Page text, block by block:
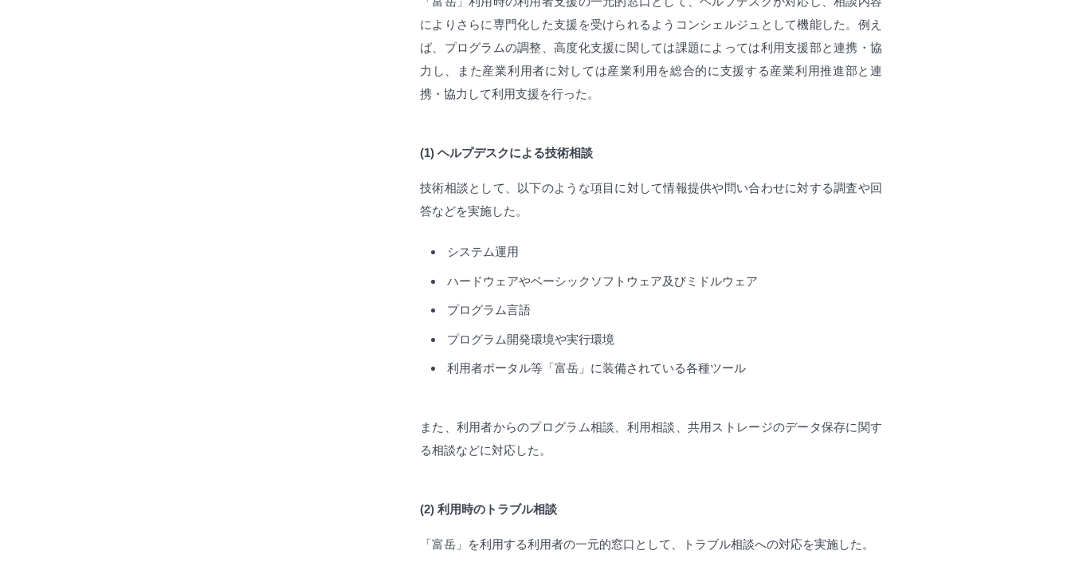
によりさらに専門化した支援を受けられるようコンシェルジュとして機能した。例え
ば、プログラムの調整、高度化支援に関しては課題によっては利用支援部と連携・協
力し、また産業利用者に対しては産業利用を総合的に支援する産業利用推進部と連
携・協力して利用支援を行った。
(1) ヘルプデスクによる技術相談
技術相談として、以下のような項目に対して情報提供や問い合わせに対する調査や回
答などを実施した。
システム運用
ハードウェアやベーシックソフトウェア及びミドルウェア
プログラム言語
プログラム開発環境や実行環境
利用者ポータル等「富岳」に装備されている各種ツール
また、利用者からのプログラム相談、利用相談、共用ストレージのデータ保存に関す
る相談などに対応した。
(2) 利用時のトラブル相談
「富岳」を利用する利用者の一元的窓口として、トラブル相談への対応を実施した。